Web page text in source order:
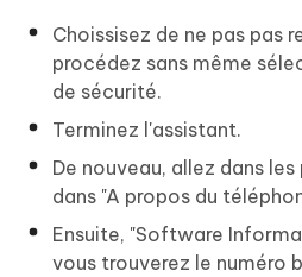
Choissisez de ne pas pas
procédez sans même
de sécurité.
Terminez l'assistant.
De nouveau, allez dans
dans "A propos du
Ensuite, "Software
vous trouverez le numéro